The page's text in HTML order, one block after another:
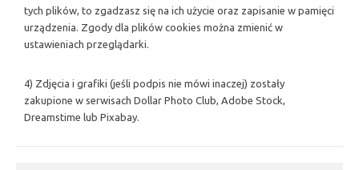
tych plików, to zgadzasz się na ich użycie oraz zapisanie w pamięci
urządzenia. Zgody dla plików cookies można zmienić w
ustawieniach przeglądarki.
4) Zdjęcia i grafiki (jeśli podpis nie mówi inaczej) zostały
zakupione w serwisach Dollar Photo Club, Adobe Stock,
Dreamstime lub Pixabay.